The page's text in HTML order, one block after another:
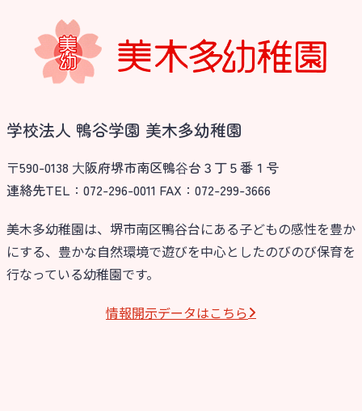
学校法人 鴨谷学園 美木多幼稚園
〒590-0138 ⼤阪府堺市南区鴨⾕台３丁５番１号
連絡先TEL：072-296-0011 FAX：072-299-3666
美木多幼稚園は、堺市南区鴨谷台にある子どもの感性を豊か
にする、豊かな自然環境で遊びを中心としたのびのび保育を
行なっている幼稚園です。
情報開⽰データはこちら
お知らせ
今日の幼稚園
園児募集要項
教職員募集
園のこと